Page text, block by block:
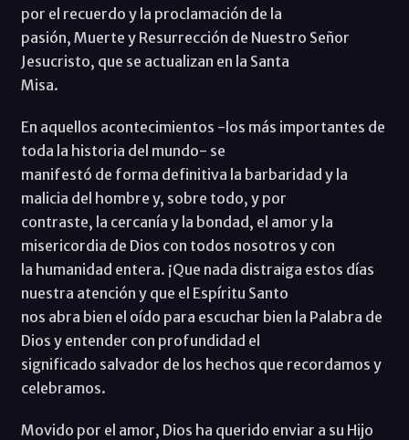
por el recuerdo y la proclamación de la
pasión, Muerte y Resurrección de Nuestro Señor
Jesucristo, que se actualizan en la Santa
Misa.
En aquellos acontecimientos -los más importantes de
toda la historia del mundo- se
manifestó de forma definitiva la barbaridad y la
malicia del hombre y, sobre todo, y por
contraste, la cercanía y la bondad, el amor y la
misericordia de Dios con todos nosotros y con
la humanidad entera. ¡Que nada distraiga estos días
nuestra atención y que el Espíritu Santo
nos abra bien el oído para escuchar bien la Palabra de
Dios y entender con profundidad el
significado salvador de los hechos que recordamos y
celebramos.
Movido por el amor, Dios ha querido enviar a su Hijo